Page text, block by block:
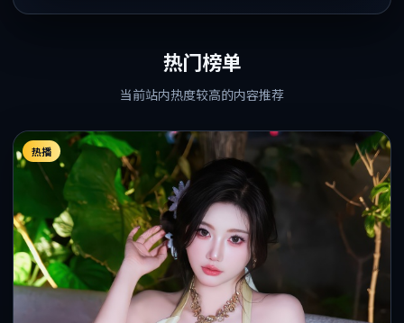
热门榜单
当前站内热度较高的内容推荐
热播